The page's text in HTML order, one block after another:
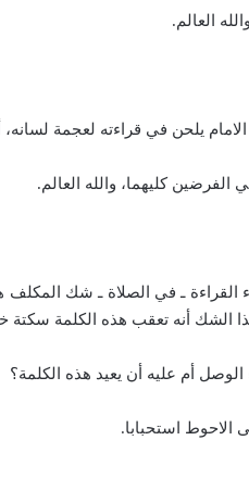
العالم.
الفرضين كليهما، والله العالم.
في أثناء القراءة ـ في الصلاة ـ شك
الشك أنه تعقب هذه الكلمة سكتة
أم عليه أن يعيد هذه الكلمة؟
الاحوط استحبابا.